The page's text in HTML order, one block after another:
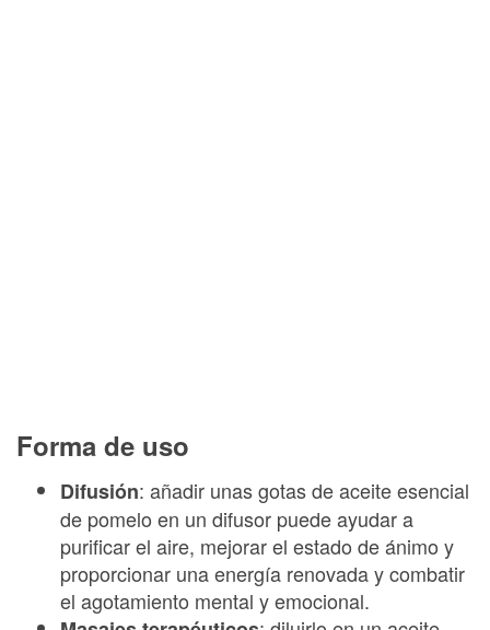
Forma de uso
Difusión: añadir unas gotas de aceite esencial
de pomelo en un difusor puede ayudar a
purificar el aire, mejorar el estado de ánimo y
proporcionar una energía renovada y combatir
el agotamiento mental y emocional.